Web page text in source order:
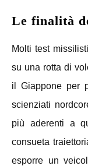
Le finalità
Molti test
su una rotta di
il Giappone per
scienziati
più aderenti a
consueta
esporre un